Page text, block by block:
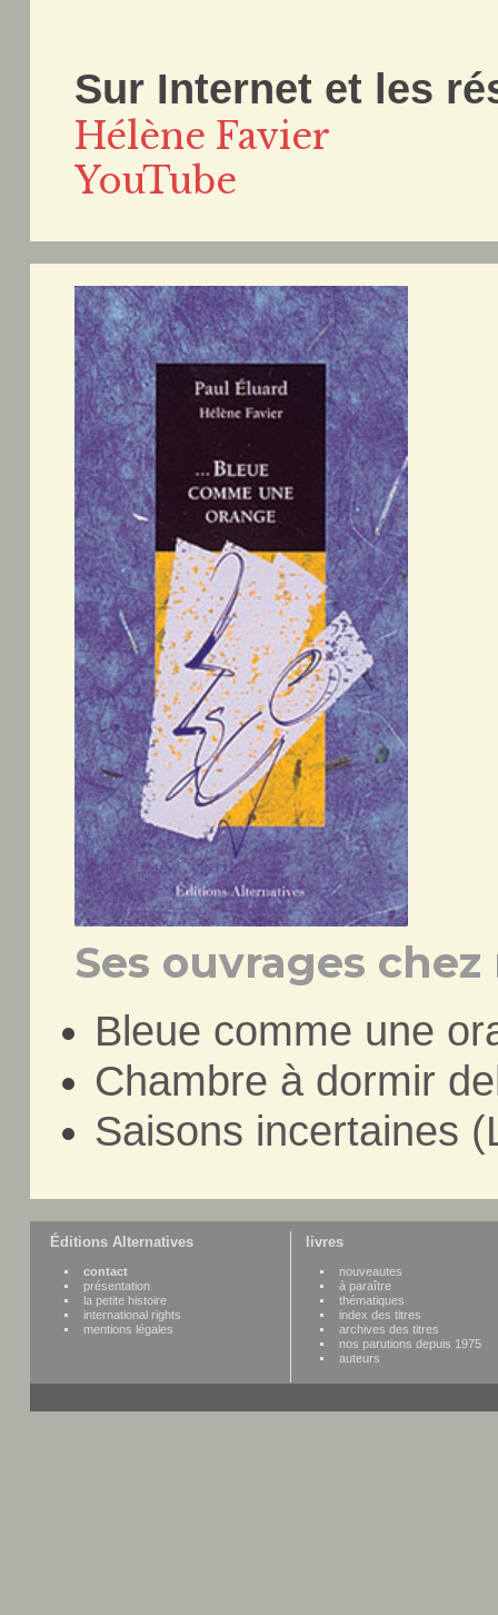
Sur Internet et les
Hélène Favier
YouTube
Ses ouvrages chez
Bleue comme une
Chambre à dormir
Saisons incertaines
Éditions Alternatives
contact
présentation
la petite histoire
international rights
mentions légales
livres
nouveautes
à paraître
thématiques
index des titres
archives des titres
nos parutions depuis 1975
auteurs